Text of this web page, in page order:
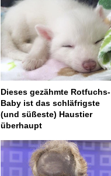
Dieses gezähmte Rotfuchs-
Baby ist das schläfrigste
(und süßeste) Haustier
überhaupt